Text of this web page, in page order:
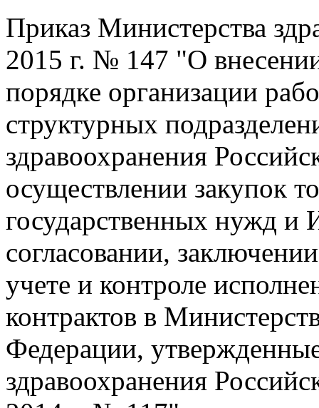
Приказ Министерства
2015 г. № 147 "О
порядке организации
структурных
здравоохранения
осуществлении закупок
государственных нужд и
согласовании,
учете и контроле
контрактов в
Федерации,
здравоохранения